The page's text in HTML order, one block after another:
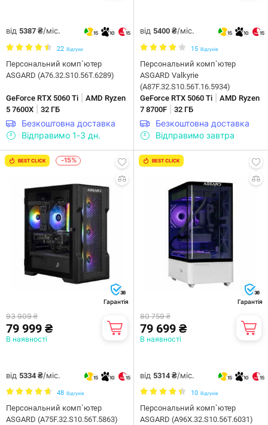
від 5387 ₴/міс. 15 10 15
22 Відгуки
Персональний комп`ютер
ASGARD (A76.32.S10.56T.6289)
GeForce RTX 5060 Ti
AMD Ryzen
5 7600X
32 ГБ
Безкоштовна доставка
Відправимо 1-3 дн.
від 5400 ₴/міс. 15 10 15
15 Відгуків
Персональний комп`ютер
ASGARD Valkyrie
(A87F.32.S10.56T.16.5934)
GeForce RTX 5060 Ti
AMD Ryzen
7 8700F
32 ГБ
Безкоштовна доставка
Відправимо завтра
BEST CLICK -15%
36
Гарантія
93 909 ₴
79 999 ₴
В наявності
від 5334 ₴/міс. 15 10 15
48 Відгуків
Персональний комп`ютер
ASGARD (A75F.32.S10.56T.5863)
BEST CLICK
36
Гарантія
80 759 ₴
79 699 ₴
В наявності
від 5314 ₴/міс. 15 10 15
10 Відгуків
Персональний комп`ютер
ASGARD (A96X.32.S10.56T.6031)